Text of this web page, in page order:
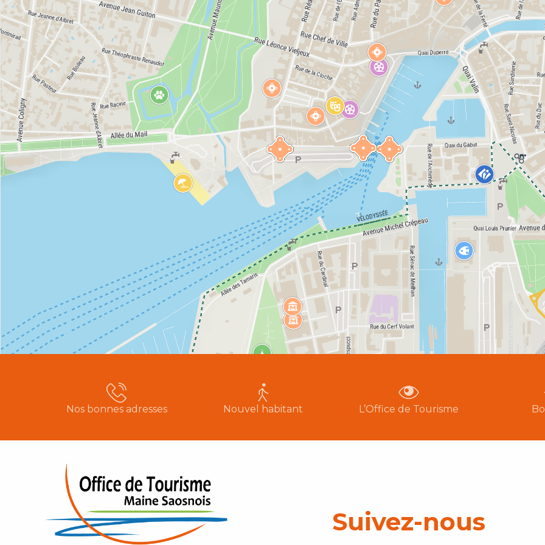
Nos bonnes adresses Nouvel habitant L’Office de Tourisme
Suivez-nous